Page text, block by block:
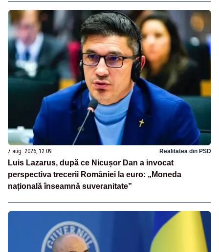
7 aug. 2026, 12:09 Realitatea din PSD
Luis Lazarus, după ce Nicușor Dan a invocat
perspectiva trecerii României la euro: „Moneda
națională înseamnă suveranitate”